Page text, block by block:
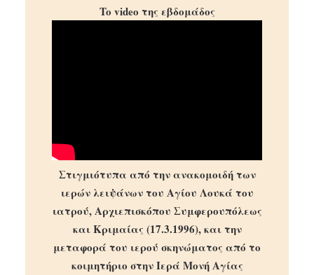
To video της εβδομάδος
Στιγμιότυπα από την ανακομοιδή των
ιερών λειψάνων του Αγίου Λουκά του
ιατρού, Αρχιεπισκόπου Συμφερουπόλεως
και Κριμαίας (17.3.1996), και την
μεταφορά του ιερού σκηνώματος από το
κοιμητήριο στην Ιερά Μονή Αγίας